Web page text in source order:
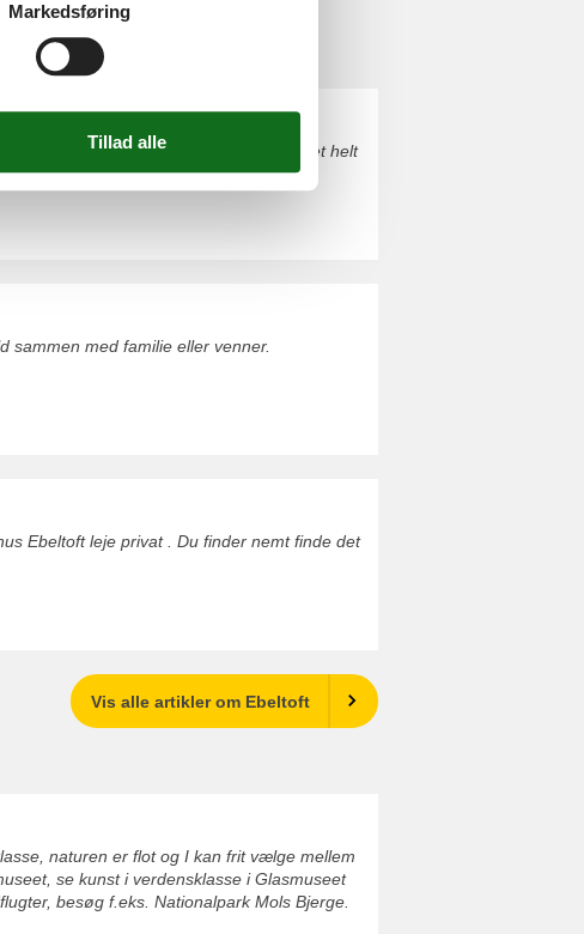
Ebeltoft Vig. Du finder nemt finde det helt
sammen med familie eller venner.
Ebeltoft leje privat . Du finder nemt finde det
Vis alle artikler om Ebeltoft
naturen er flot og I kan frit vælge mellem
se kunst i verdensklasse i Glasmuseet
besøg f.eks. Nationalpark Mols Bjerge.
Markedsføring